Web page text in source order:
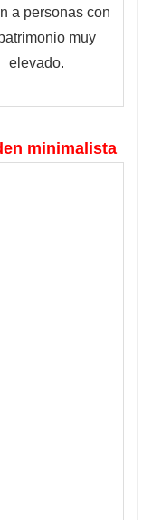
a personas con
muy
elevado.
minimalista